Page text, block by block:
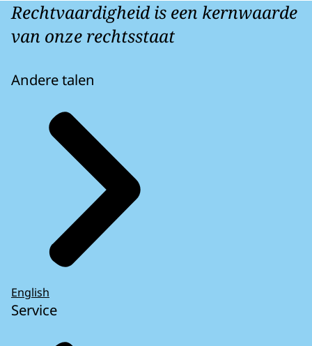
Rechtvaardigheid is een kernwaarde
van onze rechtsstaat
Andere talen
English
Service